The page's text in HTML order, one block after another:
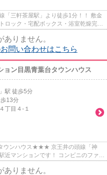
三軒茶屋駅」より徒歩1分！！ 敷金
ロック・宅配ボックス・浴室乾燥完
りません。
問い合わせはこちら
ョン目黒青葉台タウンハウス
」駅 徒歩5分
歩13分
４丁目４-１
ウンハウス★★★ 京王井の頭線「神
近マンションです！ コンビニのファミ
りません。